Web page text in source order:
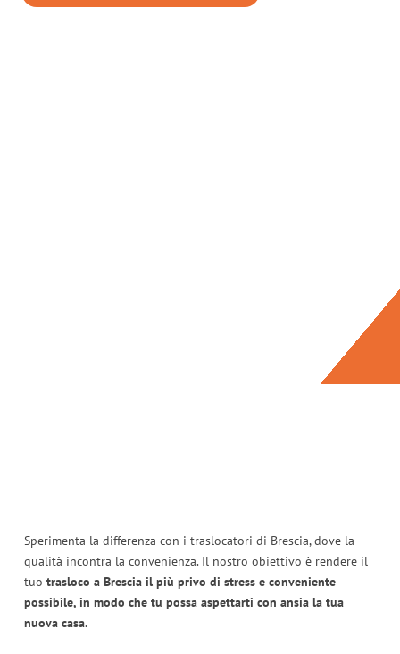
Sperimenta la differenza con i traslocatori di Brescia, dove la
qualità incontra la convenienza. Il nostro obiettivo è rendere il
tuo trasloco a Brescia il più privo di stress e conveniente
possibile, in modo che tu possa aspettarti con ansia la tua
nuova casa.